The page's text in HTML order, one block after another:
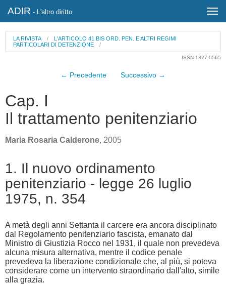
ADIR - L'altro diritto
LA RIVISTA / L'ARTICOLO 41 BIS ORD. PEN. E ALTRI REGIMI
PARTICOLARI DI DETENZIONE /
ISSN 1827-0565
← Precedente Successivo →
Cap. I
Il trattamento penitenziario
Maria Rosaria Calderone, 2005
1. Il nuovo ordinamento
penitenziario - legge 26 luglio
1975, n. 354
A metà degli anni Settanta il carcere era ancora disciplinato
dal Regolamento penitenziario fascista, emanato dal
Ministro di Giustizia Rocco nel 1931, il quale non prevedeva
alcuna misura alternativa, mentre il codice penale
prevedeva la liberazione condizionale che, al più, si poteva
considerare come un intervento straordinario dall'alto, simile
alla grazia.